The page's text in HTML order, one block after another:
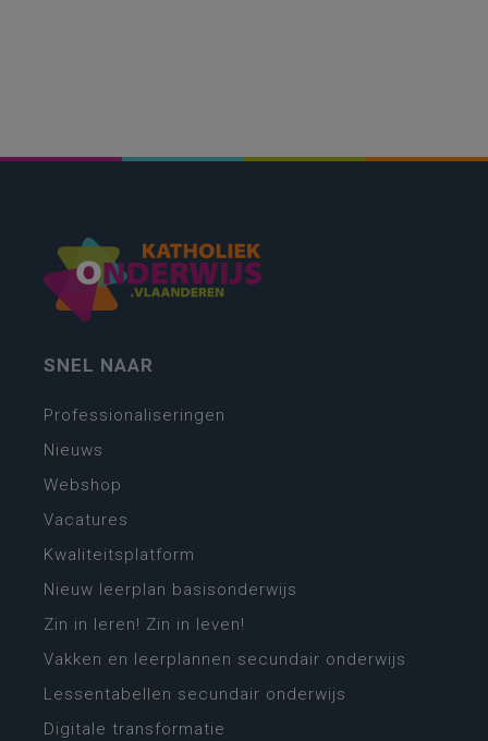
SNEL NAAR
Professionaliseringen
Nieuws
Webshop
Vacatures
Kwaliteitsplatform
Nieuw leerplan basisonderwijs
Zin in leren! Zin in leven!
Vakken en leerplannen secundair onderwijs
Lessentabellen secundair onderwijs
Digitale transformatie